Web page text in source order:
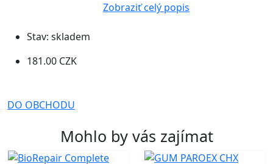
Zobraziť celý popis
Stav: skladem
181.00 CZK
DO OBCHODU
Mohlo by vás zajímat